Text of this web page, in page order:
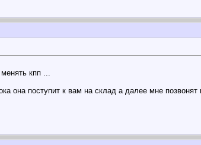
кпп ...
она поступит к вам на склад а далее мне